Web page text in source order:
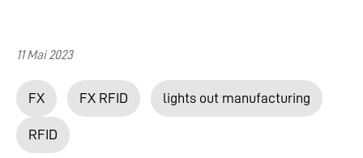
11 Mai 2023
FX FX RFID lights out manufacturing
RFID